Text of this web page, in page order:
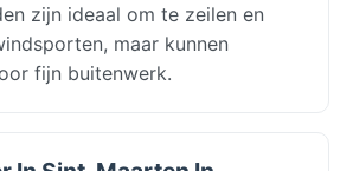
zijn ideaal om te zeilen en
maar kunnen
fijn buitenwerk.